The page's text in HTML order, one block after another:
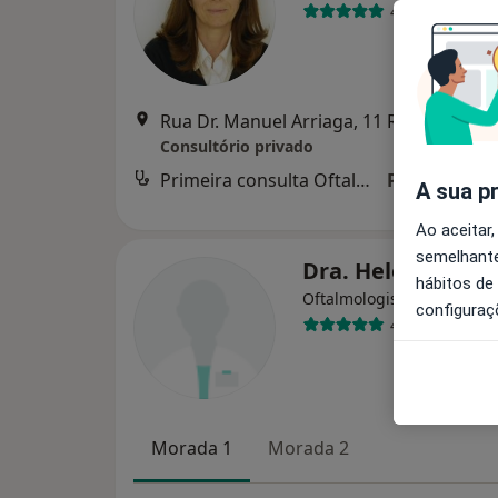
4 opiniões
Rua Dr. Manuel Arriaga, 11 R/C, Algés•
Consultório privado
Primeira consulta Oftalmologia Preço não
Dra. Helena
Oftalmologista
4 opiniões
Morada 1 Morada 2
A sua
Ao
hábitos de